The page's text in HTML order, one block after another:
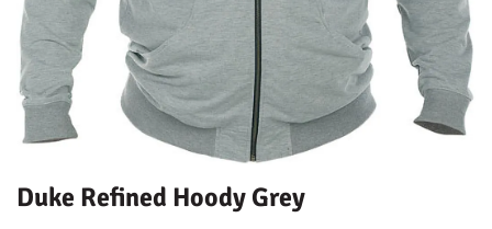
Duke Refined Hoody Grey